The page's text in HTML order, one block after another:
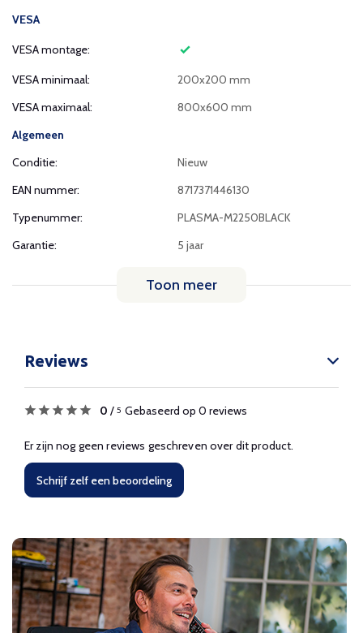
VESA
VESA montage:
VESA minimaal:
200x200 mm
VESA maximaal:
800x600 mm
Algemeen
Conditie:
Nieuw
EAN nummer:
8717371446130
Typenummer:
PLASMA-M2250BLACK
Garantie:
5 jaar
Toon meer
Reviews
0 / 5 Gebaseerd op 0 reviews
Er zijn nog geen reviews geschreven over dit product.
Schrijf zelf een beoordeling